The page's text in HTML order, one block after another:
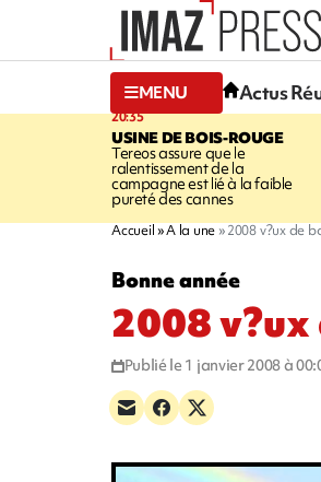
MENU Actus
20:35
USINE DE BOIS-ROUGE
Tereos assure que le
ralentissement de la
campagne est lié à la faible
pureté des cannes
Accueil A la une 2008 v?ux de
Bonne année
2008 v?ux
Publié le 1 janvier 2008 à